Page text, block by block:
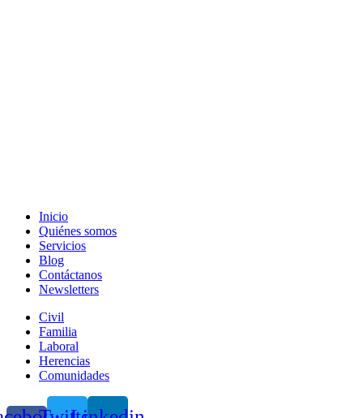
Inicio
Quiénes somos
Servicios
Blog
Contáctanos
Newsletters
Civil
Familia
Laboral
Herencias
Comunidades